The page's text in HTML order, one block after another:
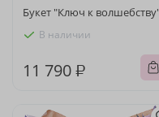
Букет "Ключ к
В наличии
11 790 ₽